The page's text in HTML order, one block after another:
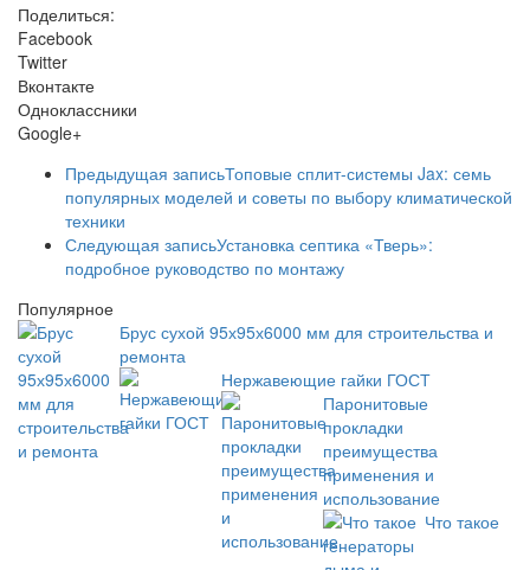
Поделиться:
Facebook
Twitter
Вконтакте
Одноклассники
Google+
Предыдущая записьТоповые сплит-системы Jax: семь
популярных моделей и советы по выбору климатической
техники
Следующая записьУстановка септика «Тверь»:
подробное руководство по монтажу
Популярное
Брус сухой 95х95х6000 мм для строительства и
ремонта
Нержавеющие гайки ГОСТ
Паронитовые
прокладки
преимущества
применения и
использование
Что такое